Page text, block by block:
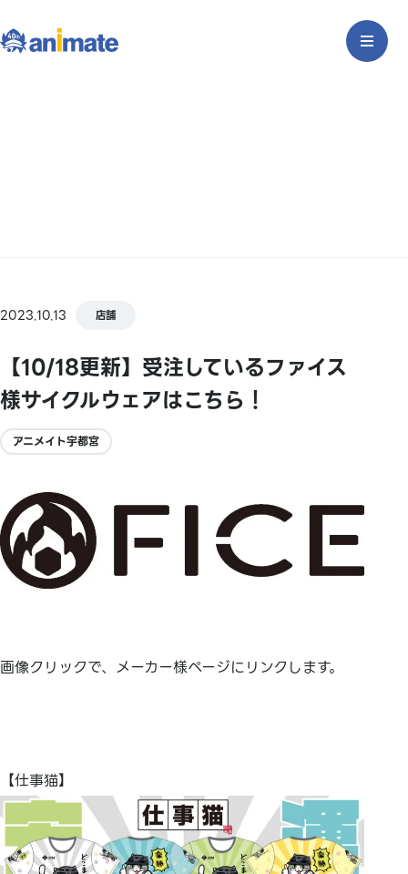
2023.10.13 店舗
【10/18更新】受注しているファイス
様サイクルウェアはこちら！
アニメイト宇都宮
画像クリックで、メーカー様ページにリンクします。
【仕事猫】